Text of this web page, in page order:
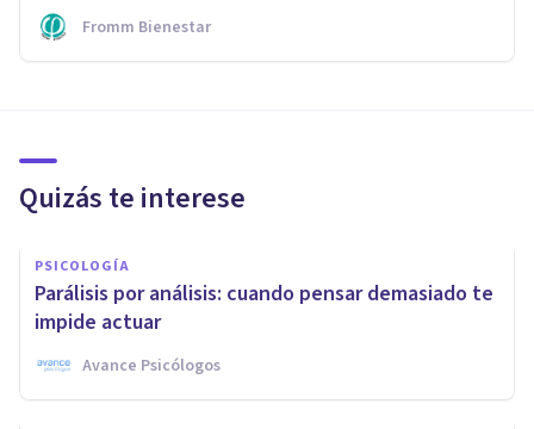
Fromm Bienestar
Quizás te interese
PSICOLOGÍA
Parálisis por análisis: cuando pensar demasiado te
impide actuar
Avance Psicólogos